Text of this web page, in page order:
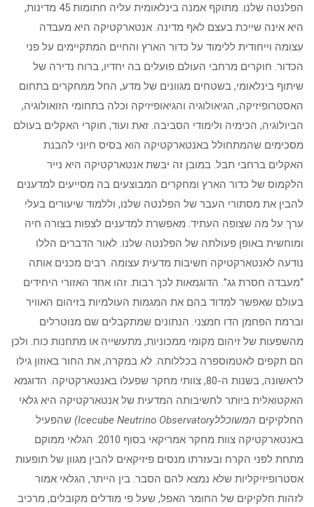
הפלנטה שלנו. מתוקף אמנה בינלאומית עליה חתומות 45 מדינות,
היא אינה שייכת בעצם לאף מדינה. אנטארקטיקה היא מעבדה
עצומה וייחודית ללימוד על כדור הארץ והחיים המתקיימים על פני
הכדור. חוקרים מרחבי העולם פועלים בה יחדיו, ברוח נדירה של
שיתוף בינלאומי, בשטחים מגוונים של מדע, החל ממחקרים בתחום
האסטרופיזיקה, הגיאולוגיה והגיאופיזיקה וכלה בתחומי הזואולוגיה,
הביולוגיה, הכימיה ולימודי הסביבה. זאת ועוד, חוקרי האקלים בעולם
מסכימים שהמתחולל באנטארקטיקה הוא בסיס חיוני להבנת
האקלים ברחבי תבל. במובן זה יבשת אנטארקטיקה היא נייר
הלקמוס של כדור הארץ ומחקרים המבוצעים בה מסייעים למדענים
להבין את מסתורי העבר של הפלנטה שלנו, וללמוד שיעורים בעלי
ערך על מה שצופה העתיד. מאפשרת למדענים לצפות בצורה חיה
ומוחשית באופן פעולתה של הפלנטה שלנו. לאור הדברים הללו
נודעה לאנטארקטיקה חשיבות מדעית עצומה. רבים מכנים אותה
“מעבדה חסרת גג”. הדוגמאות לכך רבות. זהו אחד האזורי היחידים
בעולם שאפשר למדוד בהם את המגמות העולמיות בזיהום האוויר
וברמת הפחמן הדו חמצני. הנתונים שמתקבלים שם מנוטרלים
מהשפעות של זיהום מקומי ממכוניות, מתעשייה או מתחנות כוח. ולכן
הם תקפים לאטמוספרה בכללותה. לא במקרה, את החור באוזון גילו
לראשונה, בשנות ה-80, צוותי מחקר שפעלו באנטארקטיקה. הדוגמא
האקטואלית ביותר לחשיבותה המדעית של אנטארקטיקה היא גלאי
החלקיקים המשוכללIcecube Neutrino Observatory) שהפעיל
באנטארקטיקה צוות מחקר אמריקאי בסוף 2010. הגלאי ממוקם
מתחת לפני הקרח ובעזרתו מנסים פיזיקאים להבין מגוון של תופעות
אסטרופיזיקליות שלא נמצא להם הסבר. בין הייתר, הגלאי אמור
לזהות חלקיקים של החומר האפל, שעל פי מודלים מקובלים, מרכיב